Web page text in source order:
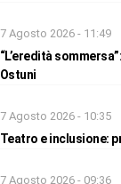
7 Agosto 2026 - 11:49
“L’eredità
Ostuni
7 Agosto 2026 - 10:35
Teatro e inclusione:
7 Agosto 2026 - 09:36